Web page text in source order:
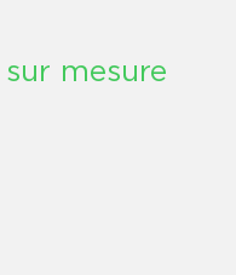
mesure